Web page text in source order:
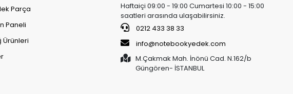
Parça
Paneli
Ürünleri
Haftaiçi 09:00 - 19:00 Cumartesi 10:00 - 15:00
saatleri arasında ulaşabilirsiniz.
0212 433 38 33
info@notebookyedek.com
M.Çakmak Mah. İnönü Cad. N.162/b
Güngören- İSTANBUL